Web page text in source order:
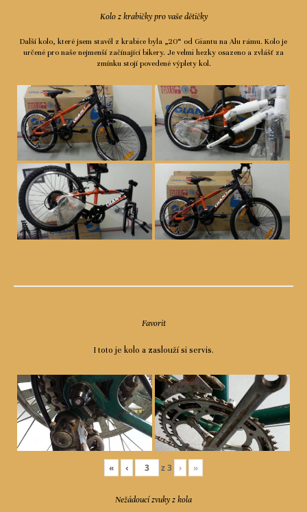
Kolo z krabičky pro vaše dětičky
Další kolo, které jsem stavěl z krabice byla „20“ od Giantu na Alu rámu. Kolo je
určené pro naše nejmenší začínající bikery. Je velmi hezky osazeno a zvlášť za
zmínku stojí povedené výplety kol.
Favorit
I toto je kolo a zaslouží si servis.
« ‹ z3 › »
Nežádoucí zvuky z kola